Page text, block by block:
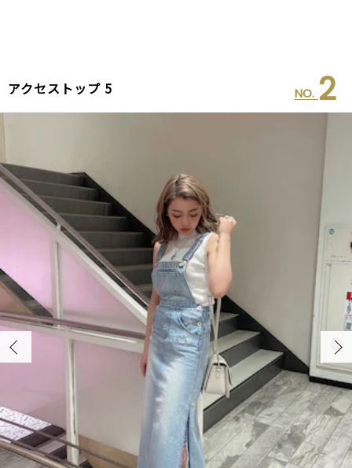
アクセストップ 5 NO. 2